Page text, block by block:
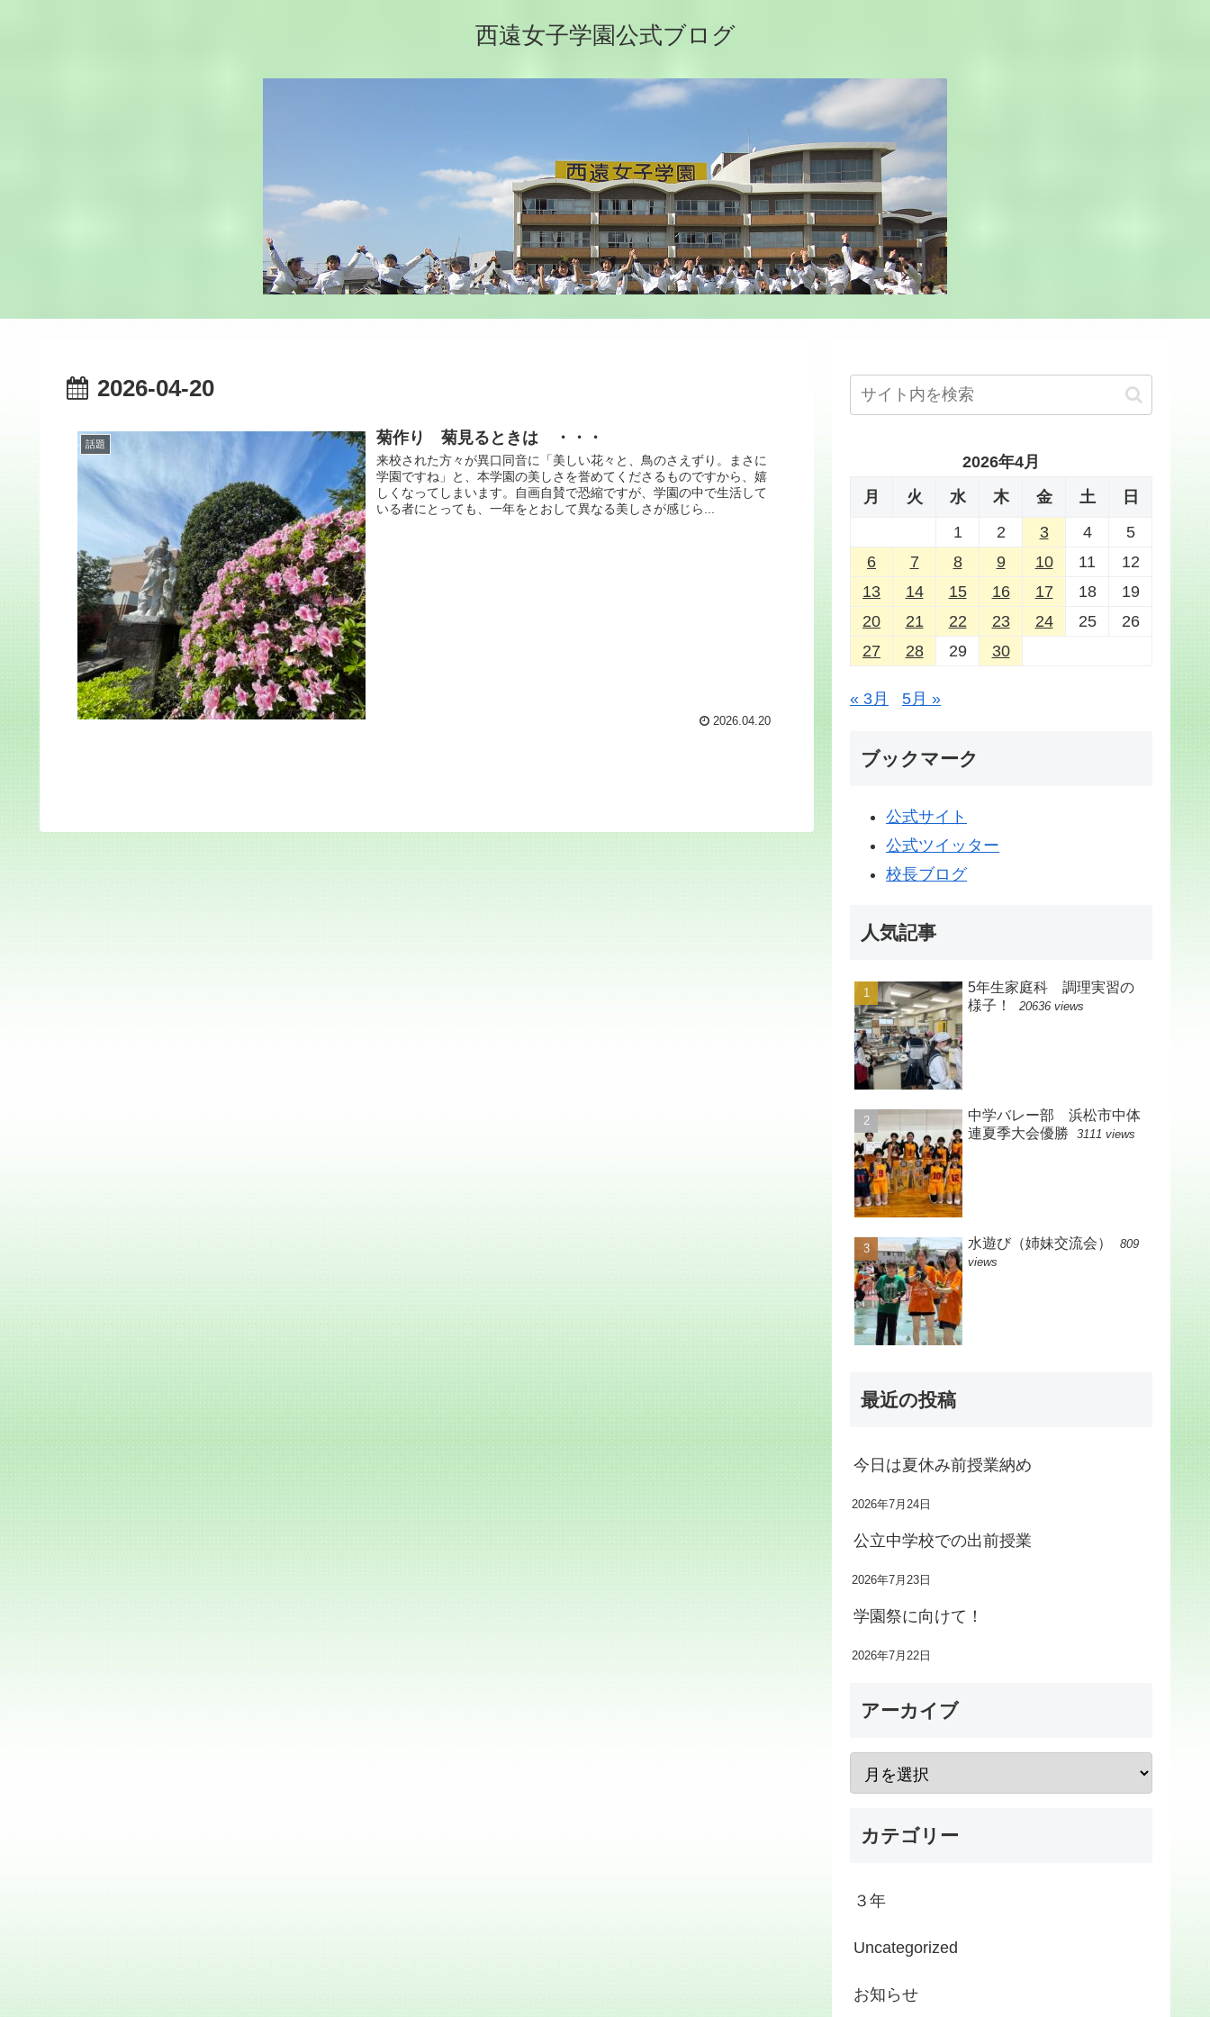
西遠女子学園公式ブログ
2026-04-20
話題 菊作り 菊見るときは ・・・
来校された方々が異口同音に「美しい花々と、鳥のさえずり。まさに
学園ですね」と、本学園の美しさを誉めてくださるものですから、嬉
しくなってしまいます。自画自賛で恐縮ですが、学園の中で生活して
いる者にとっても、一年をとおして異なる美しさが感じら...
2026.04.20
2026年4月
月
火 水 木 金 土
日
1
2 3 4
5
6
7 8 9 10 11
12
13
14 15 16 17 18
19
20
21 22 23 24 25
26
27
28 29 30
« 3月 5月 »
ブックマーク
公式サイト
公式ツイッター
校長ブログ
人気記事
5年生家庭科 調理実習の
様子！
20636 views
中学バレー部 浜松市中体
連夏季大会優勝
3111 views
水遊び（姉妹交流会）
809
views
最近の投稿
今日は夏休み前授業納め
2026年7月24日
公立中学校での出前授業
2026年7月23日
学園祭に向けて！
2026年7月22日
アーカイブ
カテゴリー
３年
Uncategorized
お知らせ